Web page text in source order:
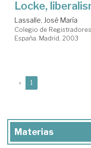
Locke,
Lassalle, José María
Colegio de
España. Madrid, 2003
« 1
Materias